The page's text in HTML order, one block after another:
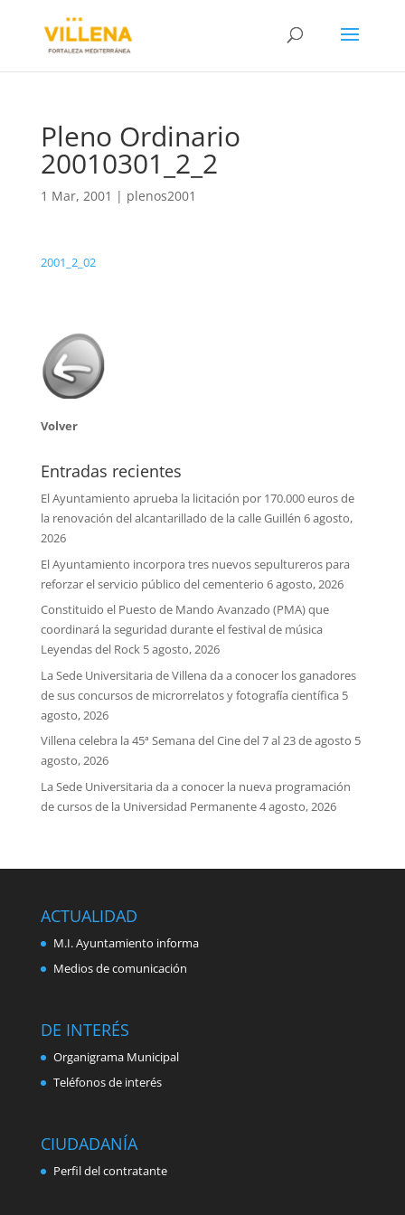
Pleno Ordinario
20010301_2_2
1 Mar, 2001 | plenos2001
2001_2_02
Volver
Entradas recientes
El Ayuntamiento aprueba la licitación por 170.000 euros de
la renovación del alcantarillado de la calle Guillén 6 agosto,
2026
El Ayuntamiento incorpora tres nuevos sepultureros para
reforzar el servicio público del cementerio 6 agosto, 2026
Constituido el Puesto de Mando Avanzado (PMA) que
coordinará la seguridad durante el festival de música
Leyendas del Rock 5 agosto, 2026
La Sede Universitaria de Villena da a conocer los ganadores
de sus concursos de microrrelatos y fotografía científica 5
agosto, 2026
Villena celebra la 45ª Semana del Cine del 7 al 23 de agosto 5
agosto, 2026
La Sede Universitaria da a conocer la nueva programación
de cursos de la Universidad Permanente4 agosto, 2026
ACTUALIDAD
M.I. Ayuntamiento informa
Medios de comunicación
DE INTERÉS
Organigrama Municipal
Teléfonos de interés
CIUDADANÍA
Perfil del contratante